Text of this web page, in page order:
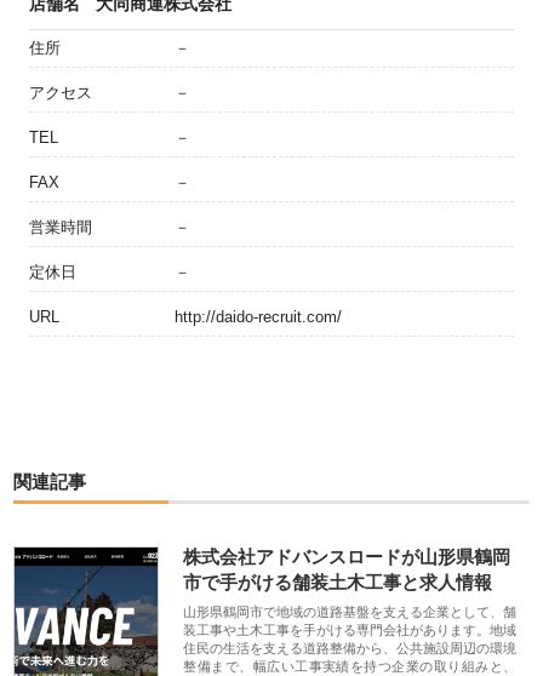
住所 －
アクセス －
TEL －
FAX －
営業時間 －
定休日 －
URL http://daido-recruit.com/
関連記事
株式会社アドバンスロードが山形県鶴岡
市で手がける舗装土木工事と求人情報
山形県鶴岡市で地域の道路基盤を支える企業として、舗
装工事や土木工事を手がける専門会社があります。地域
住民の生活を支える道路整備から、公共施設周辺の環境
整備まで、幅広い工事実績を持つ企業の取り組みと、